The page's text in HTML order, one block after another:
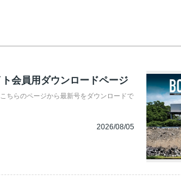
会員用ダウンロードページ
ちらのページから最新号をダウンロードで
2026/08/05